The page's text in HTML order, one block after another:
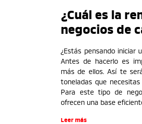
¿Cuál es la
negocios de
¿Estás pensando iniciar
Antes de hacerlo es
más de ellos. Así te
toneladas que
Para este tipo de
ofrecen una base
Leer más